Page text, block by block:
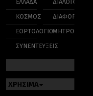
ΕΛΛΑΔΑ
ΚΟΣΜΟΣ
ΕΟΡΤΟΛΟΓΙΟ
ΣΥΝΕΝΤΕΥΞΕΙΣ
ΔΙΑΛΟΓΟΣ
ΔΙΑΦΟΡΑ
ΜΗΤΡΟΠΟΛΕΙΣ
ΧΡΗΣΙΜΑ